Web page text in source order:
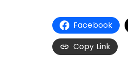
Facebook
Copy Link